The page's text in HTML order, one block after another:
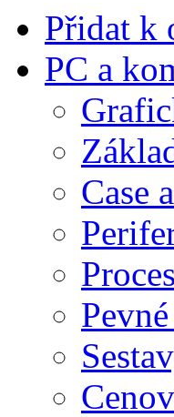
Přidat k
PC a
Case